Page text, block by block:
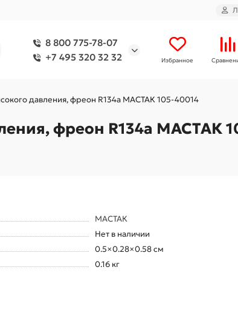
8 800 775-78-07
+7 495 320 32 32
Избранное
давления, фреон R134a МАСТАК 105-40014
фреон R134a МАСТАК
МАСТАК
Нет в наличии
0.5×0.28×0.58 см
0.16 кг